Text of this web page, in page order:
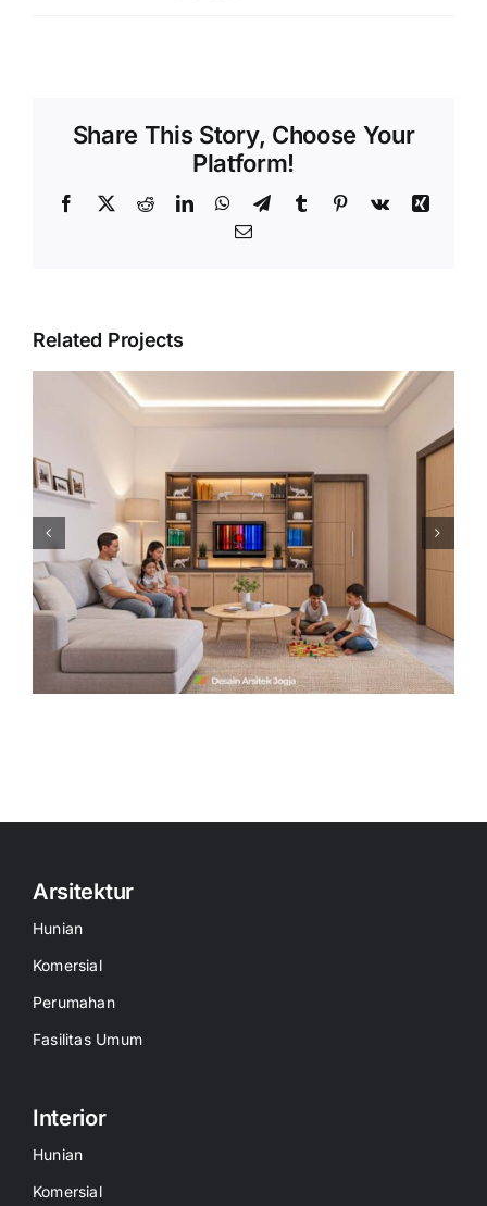
Share This Story, Choose Your
Platform!
Facebook
X RedditLinkedInWhatsApp
TelegramTumblr Pinterest
Vk
Xing
Email
Related Projects
Desain Interior Kamar Kost
Minimalis – Desain Arsitek
Jogja
Arsitektur
Hunian
Komersial
Perumahan
Fasilitas Umum
Interior
Hunian
Komersial